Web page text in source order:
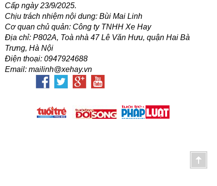
Cấp ngày 23/9/2025.
Chịu trách nhiệm nội dung: Bùi Mai Linh
Cơ quan chủ quản: Công ty TNHH Xe Hay
Địa chỉ: P802A, Toà nhà 47 Lê Văn Hưu, quận Hai Bà
Trưng, Hà Nội
Điện thoại: 0947924688
Email: mailinh@xehay.vn